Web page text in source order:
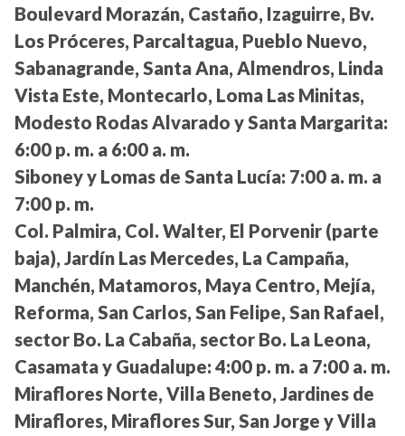
Boulevard Morazán, Castaño, Izaguirre, Bv.
Los Próceres, Parcaltagua, Pueblo Nuevo,
Sabanagrande, Santa Ana, Almendros, Linda
Vista Este, Montecarlo, Loma Las Minitas,
Modesto Rodas Alvarado y Santa Margarita:
6:00 p. m. a 6:00 a. m.
Siboney y Lomas de Santa Lucía: 7:00 a. m. a
7:00 p. m.
Col. Palmira, Col. Walter, El Porvenir (parte
baja), Jardín Las Mercedes, La Campaña,
Manchén, Matamoros, Maya Centro, Mejía,
Reforma, San Carlos, San Felipe, San Rafael,
sector Bo. La Cabaña, sector Bo. La Leona,
Casamata y Guadalupe: 4:00 p. m. a 7:00 a. m.
Miraflores Norte, Villa Beneto, Jardines de
Miraflores, Miraflores Sur, San Jorge y Villa